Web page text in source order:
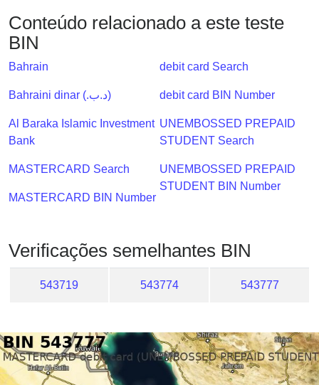
Conteúdo relacionado a este teste
BIN
Bahrain
Bahraini dinar (.د.ب)
Al Baraka Islamic Investment
Bank
MASTERCARD Search
MASTERCARD BIN Number
debit card Search
debit card BIN Number
UNEMBOSSED PREPAID
STUDENT Search
UNEMBOSSED PREPAID
STUDENT BIN Number
Verificações semelhantes BIN
543719 543774 543777